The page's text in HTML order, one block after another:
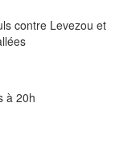
contre Levezou et
à 20h